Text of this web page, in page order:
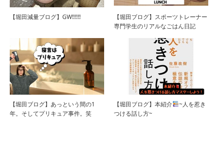
【堀田減量ブログ】GW‼︎‼︎‼︎
【堀田ブログ】スポーツトレーナー
専門学生のリアルなごはん日記
【堀田ブログ】あっという間の1
年。そしてプリキュア事件。笑
【堀田ブログ】本紹介
~人を惹き
つける話し方~